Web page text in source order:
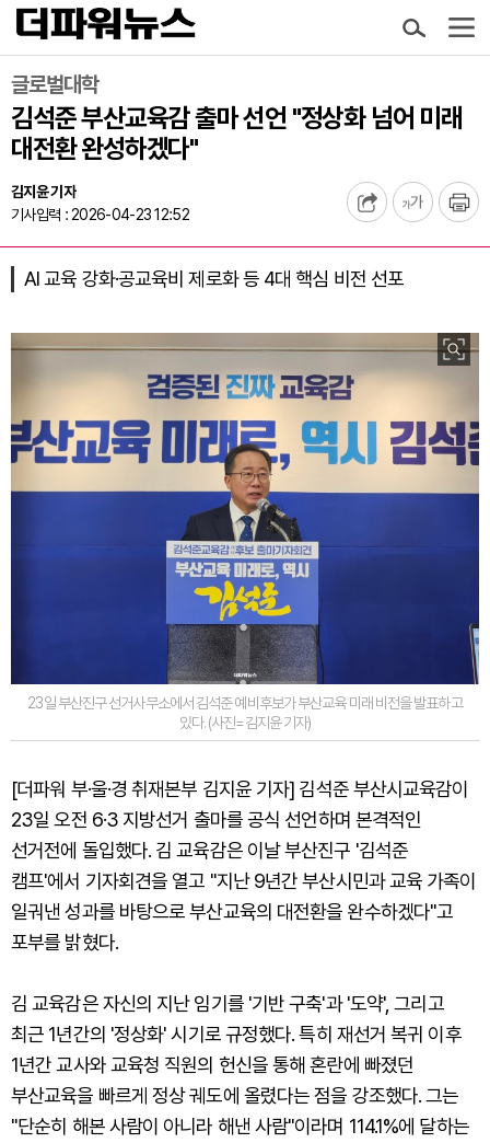
글로벌대학
김석준 부산교육감 출마 선언 "정상화 넘어 미래
대전환 완성하겠다"
김지윤 기자
기사입력 : 2026-04-23 12:52
AI 교육 강화·공교육비 제로화 등 4대 핵심 비전 선포
23일 부산진구 선거사무소에서 김석준 예비후보가 부산교육 미래 비전을 발표하고
있다. (사진=김지윤 기자)
[더파워 부·울·경 취재본부 김지윤 기자] 김석준 부산시교육감이
23일 오전 6·3 지방선거 출마를 공식 선언하며 본격적인
선거전에 돌입했다. 김 교육감은 이날 부산진구 '김석준
캠프'에서 기자회견을 열고 "지난 9년간 부산시민과 교육 가족이
일궈낸 성과를 바탕으로 부산교육의 대전환을 완수하겠다"고
포부를 밝혔다.
김 교육감은 자신의 지난 임기를 '기반 구축'과 '도약', 그리고
최근 1년간의 '정상화' 시기로 규정했다. 특히 재선거 복귀 이후
1년간 교사와 교육청 직원의 헌신을 통해 혼란에 빠졌던
부산교육을 빠르게 정상 궤도에 올렸다는 점을 강조했다. 그는
"단순히 해본 사람이 아니라 해낸 사람"이라며 114.1%에 달하는